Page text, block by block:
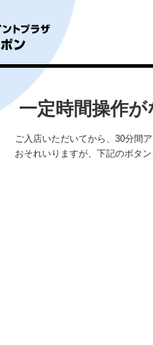
一定時間操作
ご入店いただいてから、30分間
おそれいりますが、下記のボタ